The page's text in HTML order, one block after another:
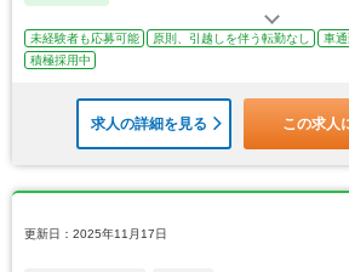
未経験者も応募可能 原則、引越しを伴う転勤なし 車
積極採用中
求人の詳細を見る この求人
更新日：2025年11月17日